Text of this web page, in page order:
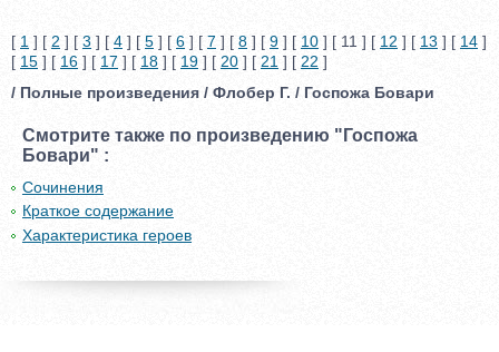
[ 1 ] [ 2 ] [ 3 ] [ 4 ] [ 5 ] [ 6 ] [ 7 ] [ 8 ] [ 9 ] [ 10 ] [ 11 ] [ 12 ] [ 13 ] [ 14 ]
[ 15 ] [ 16 ] [ 17 ] [ 18 ] [ 19 ] [ 20 ] [ 21 ] [ 22 ]
/ Полные произведения / Флобер Г. / Госпожа Бовари
Смотрите также по произведению "Госпожа
Бовари" :
Сочинения
Краткое содержание
Характеристика героев